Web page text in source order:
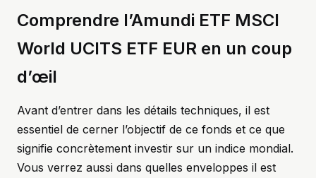
Comprendre l’Amundi ETF MSCI
World UCITS ETF EUR en un coup
d’œil
Avant d’entrer dans les détails techniques, il est
essentiel de cerner l’objectif de ce fonds et ce que
signifie concrètement investir sur un indice mondial.
Vous verrez aussi dans quelles enveloppes il est